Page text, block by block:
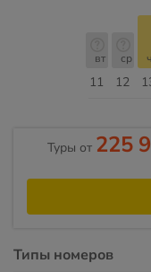
11
вт
12
ср
Туры от 225
Типы номеров